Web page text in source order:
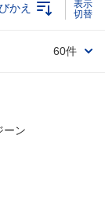
かえ
60件
ーン